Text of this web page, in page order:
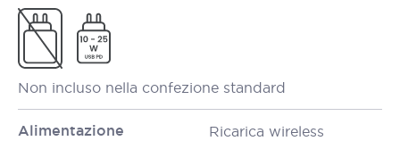
Non incluso nella confezione standard
Alimentazione Ricarica wireless